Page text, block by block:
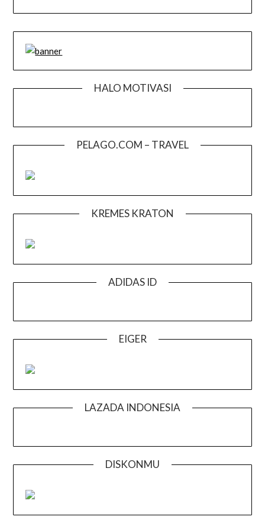
HALO MOTIVASI
PELAGO.COM – TRAVEL
KREMES KRATON
ADIDAS ID
EIGER
LAZADA INDONESIA
DISKONMU